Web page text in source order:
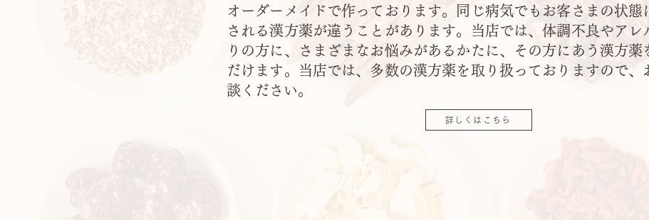
オーダーメイドで作っております。同じ病気でもお客さまの状態
される漢方薬が違うことがあります。当店では、体調不良やアレ
りの方に、さまざまなお悩みがあるかたに、その方にあう漢方薬
だけます。当店では、多数の漢方薬を取り扱っておりますので、
談ください。
詳しくはこちら